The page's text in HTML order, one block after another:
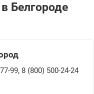
Белгороде
99, 8 (800) 500-24-24